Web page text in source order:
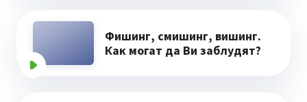
Фишинг, смишинг, вишинг.
Как могат да Ви заблудят?